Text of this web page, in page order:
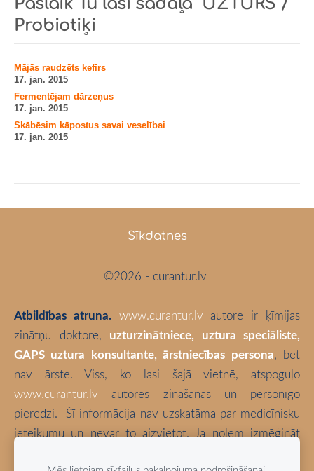
Pašlaik Tu lasi sadaļā UZTURS /
Probiotiķi
Mājās raudzēts kefīrs
17. jan. 2015
Fermentējam dārzeņus
17. jan. 2015
Skābēsim kāpostus savai veselībai
17. jan. 2015
Sīkdatnes
©2026 - curantur.lv
Atbildības atruna. www.curantur.lv autore ir ķīmijas
zinātņu doktore, uzturzinātniece, uztura speciāliste,
GAPS uztura konsultante, ārstniecības persona, bet
nav ārste. Viss, ko lasi šajā vietnē, atspoguļo
www.curantur.lv autores zināšanas un personīgo
pieredzi. Šī informācija nav uzskatāma par medicīnisku
ieteikumu un nevar to aizvietot. Ja nolem izmēģināt